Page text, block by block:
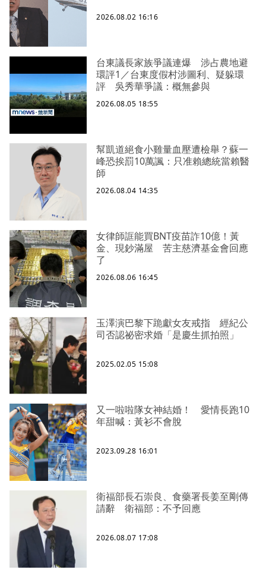
2026.08.02 16:16
台東議長家族爭議連爆 涉占農地避
環評1／台東度假村涉圖利、疑躲環
評 吳秀華爭議：概無參與
2026.08.05 18:55
幫凱道絕食小雞量血壓遭檢舉？蘇一
峰恐挨罰10萬諷：只准賴總統當賴醫
師
2026.08.04 14:35
女律師誆能買BNT疫苗詐10億！黃
金、現鈔滿屋 苦主慈濟基金會回應
了
2026.08.06 16:45
玉澤演巴黎下跪獻女友戒指 經紀公
司否認祕密求婚「是慶生抓拍照」
2025.02.05 15:08
又一啦啦隊女神結婚！ 愛情長跑10
年甜喊：黃衫不會脫
2023.09.28 16:01
衛福部長石崇良、食藥署長姜至剛傳
請辭 衛福部：不予回應
2026.08.07 17:08